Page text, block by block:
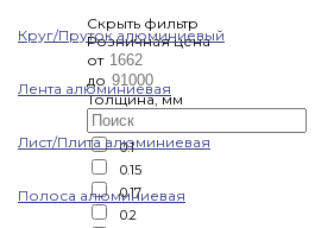
Круг/Пруток алюминиевый
Лента алюминиевая
Лист/Плита алюминиевая
Полоса алюминиевая
Скрыть фильтр
Розничная цена
от
до
Толщина, мм
0.1
0.15
0.17
0.2